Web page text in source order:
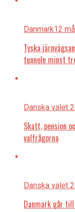
Danmark12
Tyska
tunneln minst
Danska valet
Skatt, pension
valfrågorna
Danska valet
Danmark går